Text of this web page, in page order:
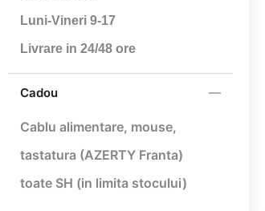
Luni-Vineri 9-17
Livrare in 24/48 ore
Cadou
Cablu alimentare, mouse,
tastatura (AZERTY Franta)
toate SH (in limita stocului)